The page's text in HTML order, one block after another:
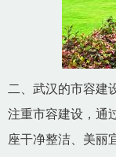
二、武汉的市容建
注重市容建设，通
座干净整洁、美丽